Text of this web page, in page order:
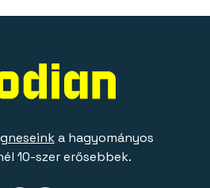
a hagyományos
10-szer erősebbek.